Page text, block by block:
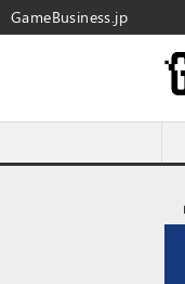
GameBusiness.jp